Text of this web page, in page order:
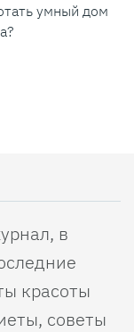
умный дом
в
красоты
советы